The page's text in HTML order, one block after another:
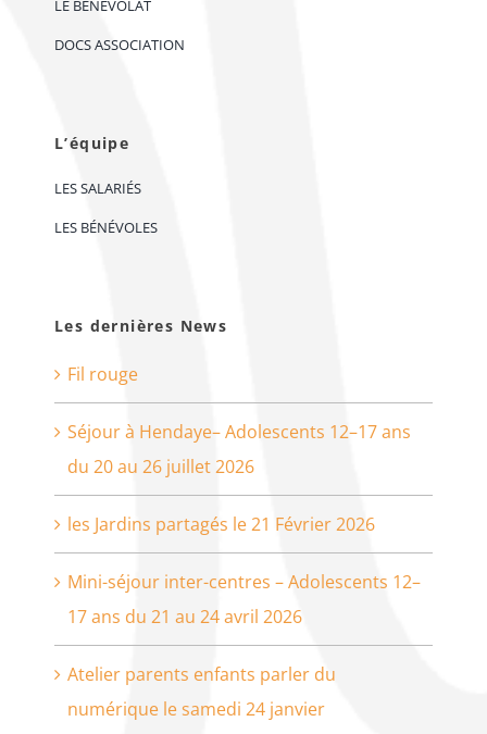
LE BÉNÉVOLAT
DOCS ASSOCIATION
L’équipe
LES SALARIÉS
LES BÉNÉVOLES
Les dernières News
Fil rouge
Séjour à Hendaye– Adolescents 12–17 ans
du 20 au 26 juillet 2026
les Jardins partagés le 21 Février 2026
Mini-séjour inter-centres – Adolescents 12–
17 ans du 21 au 24 avril 2026
Atelier parents enfants parler du
numérique le samedi 24 janvier